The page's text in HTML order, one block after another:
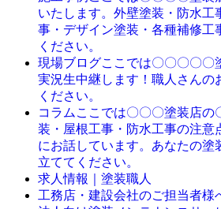
いたします。外壁塗装・防水工
事・デザイン塗装・各種補修工
ください。
現場ブログここでは〇〇〇〇〇
実況生中継します！職人さんの
ください。
コラム ここでは〇〇〇塗装店の
装・屋根工事・防水工事の注意
にお話しています。あなたの塗
立ててください。
求人情報｜塗装職人
工務店・建設会社のご担当者様